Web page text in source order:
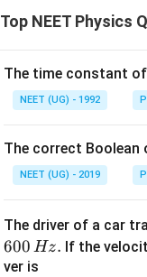
સ્ટોપિંગ પોટેન્શિયલ∣
Step 2: Detailed
- ફોટોકરંટI
I ∝
Step 3: Final
Download Solution
Top NEET Physics
The time constant
NEET (UG) - 1992
The correct Boolean
NEET (UG) - 2019
The driver of a car
600 Hz. If the
ver is